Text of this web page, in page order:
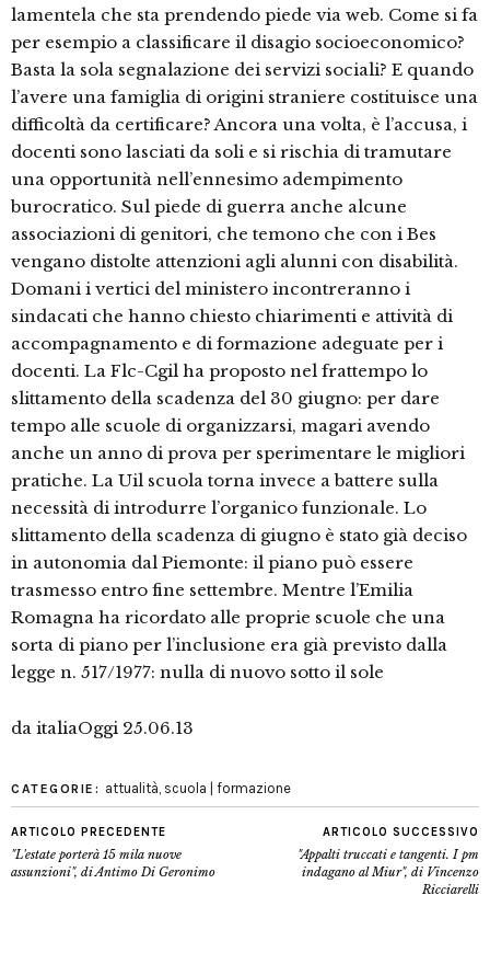
lamentela che sta prendendo piede via web. Come si fa
per esempio a classificare il disagio socioeconomico?
Basta la sola segnalazione dei servizi sociali? E quando
l’avere una famiglia di origini straniere costituisce una
difficoltà da certificare? Ancora una volta, è l’accusa, i
docenti sono lasciati da soli e si rischia di tramutare
una opportunità nell’ennesimo adempimento
burocratico. Sul piede di guerra anche alcune
associazioni di genitori, che temono che con i Bes
vengano distolte attenzioni agli alunni con disabilità.
Domani i vertici del ministero incontreranno i
sindacati che hanno chiesto chiarimenti e attività di
accompagnamento e di formazione adeguate per i
docenti. La Flc-Cgil ha proposto nel frattempo lo
slittamento della scadenza del 30 giugno: per dare
tempo alle scuole di organizzarsi, magari avendo
anche un anno di prova per sperimentare le migliori
pratiche. La Uil scuola torna invece a battere sulla
necessità di introdurre l’organico funzionale. Lo
slittamento della scadenza di giugno è stato già deciso
in autonomia dal Piemonte: il piano può essere
trasmesso entro fine settembre. Mentre l’Emilia
Romagna ha ricordato alle proprie scuole che una
sorta di piano per l’inclusione era già previsto dalla
legge n. 517/1977: nulla di nuovo sotto il sole
da italiaOggi 25.06.13
CATEGORIE: attualità, scuola | formazione
ARTICOLO PRECEDENTE
"L'estate porterà 15 mila nuove
assunzioni", di Antimo Di Geronimo
ARTICOLO SUCCESSIVO
"Appalti truccati e tangenti. I pm
indagano al Miur", di Vincenzo
Ricciarelli